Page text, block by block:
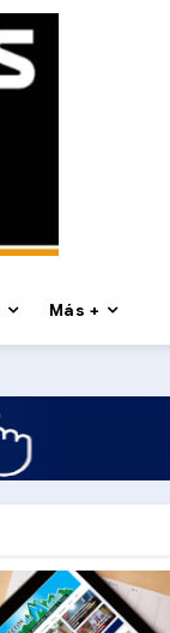
Más +